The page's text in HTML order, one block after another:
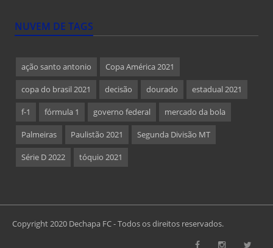
NUVEM DE TAGS
ação santo antonio Copa América 2021
copa do brasil 2021 decisão dourado estadual 2021
f-1 fórmula 1 governo federal mercado da bola
Palmeiras Paulistão 2021 Segunda Divisão MT
Série D 2022 tóquio 2021
Copyright 2020 Dechapa FC - Todos os direitos reservados.